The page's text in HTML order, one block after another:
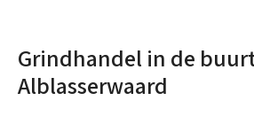
Grindhandel in de
Alblasserwaard